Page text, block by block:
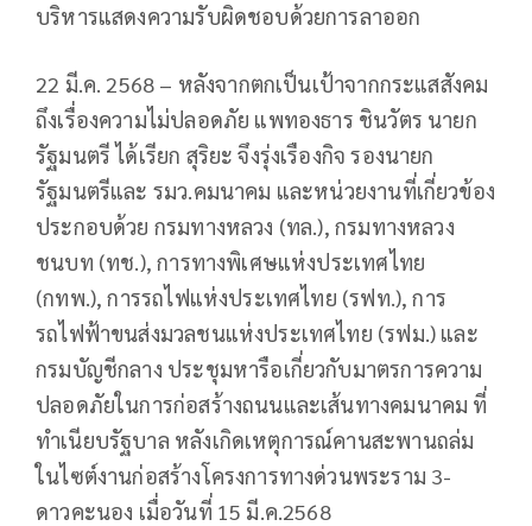
บริหารแสดงความรับผิดชอบด้วยการลาออก
22 มี.ค. 2568 – หลังจากตกเป็นเป้าจากกระแสสังคม
ถึงเรื่องความไม่ปลอดภัย แพทองธาร ชินวัตร นายก
รัฐมนตรี ได้เรียก สุริยะ จึงรุ่งเรืองกิจ รองนายก
รัฐมนตรีและ รมว.คมนาคม และหน่วยงานที่เกี่ยวข้อง
ประกอบด้วย กรมทางหลวง (ทล.), กรมทางหลวง
ชนบท (ทช.), การทางพิเศษแห่งประเทศไทย
(กทพ.), การรถไฟแห่งประเทศไทย (รฟท.), การ
รถไฟฟ้าขนส่งมวลชนแห่งประเทศไทย (รฟม.) และ
กรมบัญชีกลาง ประชุมหารือเกี่ยวกับมาตรการความ
ปลอดภัยในการก่อสร้างถนนและเส้นทางคมนาคม ที่
ทำเนียบรัฐบาล หลังเกิดเหตุการณ์คานสะพานถล่ม
ในไซต์งานก่อสร้างโครงการทางด่วนพระราม 3-
ดาวคะนอง เมื่อวันที่ 15 มี.ค.2568